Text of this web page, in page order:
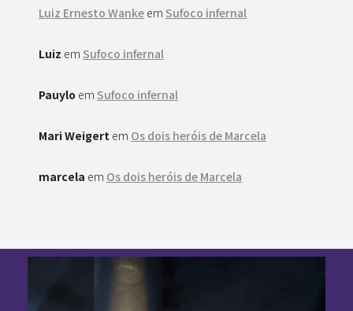
Luiz Ernesto Wanke em Sufoco infernal
Luiz em Sufoco infernal
Pauylo em Sufoco infernal
Mari Weigert em Os dois heróis de Marcela
marcela em Os dois heróis de Marcela